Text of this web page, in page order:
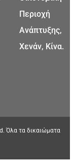
Περιοχή
Ανάπτυξης,
Χενάν, Κίνα.
Όλα τα δικαιώματα